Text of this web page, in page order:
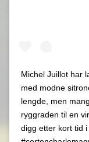
Michel Juillot har
med modne
lengde, men
ryggraden til en
digg etter kort tid